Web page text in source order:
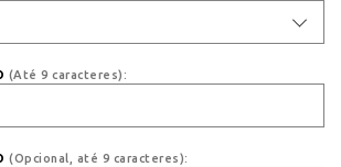
(Até 9 caracteres):
(Opcional, até 9 caracteres):